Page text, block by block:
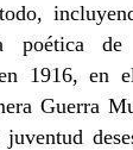
poética
1916, en
Guerra